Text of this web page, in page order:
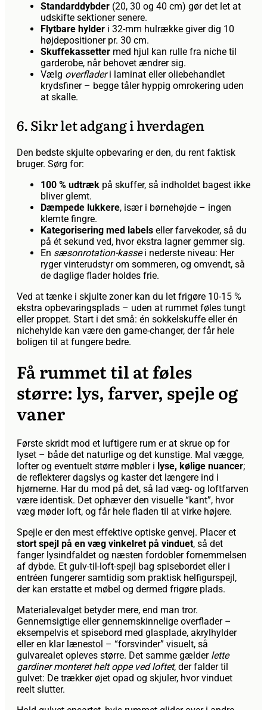
Standarddybder (20, 30 og 40 cm) gør det let at
udskifte sektioner senere.
Flytbare hylder i 32-mm hulrække giver dig 10
højdepositioner pr. 30 cm.
Skuffekassetter med hjul kan rulle fra niche til
garderobe, når behovet ændrer sig.
Vælg overfladeri laminat eller oliebehandlet
krydsfiner – begge tåler hyppig omrokering uden
at skalle.
6. Sikr let adgang i hverdagen
Den bedste skjulte opbevaring er den, du rent faktisk
bruger. Sørg for:
100 % udtræk på skuffer, så indholdet bagest ikke
bliver glemt.
Dæmpede lukkere, især i børnehøjde – ingen
klemte fingre.
Kategorisering med labels eller farvekoder, så du
på ét sekund ved, hvor ekstra lagner gemmer sig.
En sæsonrotation-kassei nederste niveau: Her
ryger vinterudstyr om sommeren, og omvendt, så
de daglige flader holdes frie.
Ved at tænke i skjulte zoner kan du let frigøre 10-15 %
ekstra opbevaringsplads – uden at rummet føles tungt
eller proppet. Start i det små: én sokkelskuffe eller én
nichehylde kan være den game-changer, der får hele
boligen til at fungere bedre.
Få rummet til at føles
større: lys, farver, spejle og
vaner
Første skridt mod et luftigere rum er at skrue op for
lyset – både det naturlige og det kunstige. Mal vægge,
lofter og eventuelt større møbler i lyse, kølige nuancer;
de reflekterer dagslys og kaster det længere ind i
hjørnerne. Har du mod på det, så lad væg- og loftfarven
være identisk. Det ophæver den visuelle “kant”, hvor
væg møder loft, og får hele fladen til at virke højere.
Spejle er den mest effektive optiske genvej. Placer et
stort spejl på en væg vinkelret på vinduet, så det
fanger lysindfaldet og næsten fordobler fornemmelsen
af dybde. Et gulv-til-loft-spejl bag spisebordet eller i
entréen fungerer samtidig som praktisk helfigurspejl,
der kan erstatte et møbel og dermed frigøre plads.
Materialevalget betyder mere, end man tror.
Gennemsigtige eller gennemskinnelige overflader –
eksempelvis et spisebord med glasplade, akrylhylder
eller en klar lænestol – “forsvinder” visuelt, så
gulvarealet opleves større. Det samme gælder lette
gardiner monteret helt oppe ved loftet, der falder til
gulvet: De trækker øjet opad og skjuler, hvor vinduet
reelt slutter.